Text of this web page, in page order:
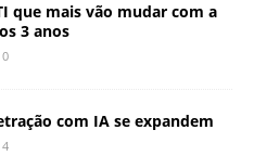
que mais vão mudar com a
3 anos
0
com IA se expandem
4